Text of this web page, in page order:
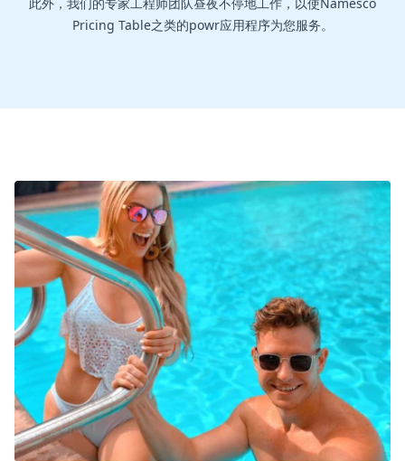
Pricing Table之类的powr应用程序为您服务。